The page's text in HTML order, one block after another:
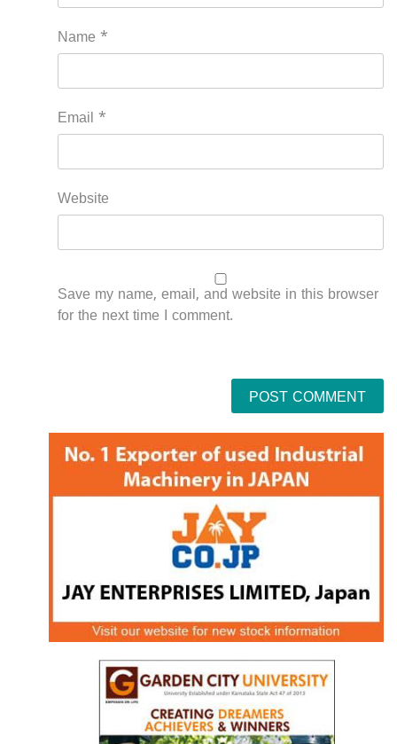
Name *
Email *
Website
Save my name, email, and website in this browser
for the next time I comment.